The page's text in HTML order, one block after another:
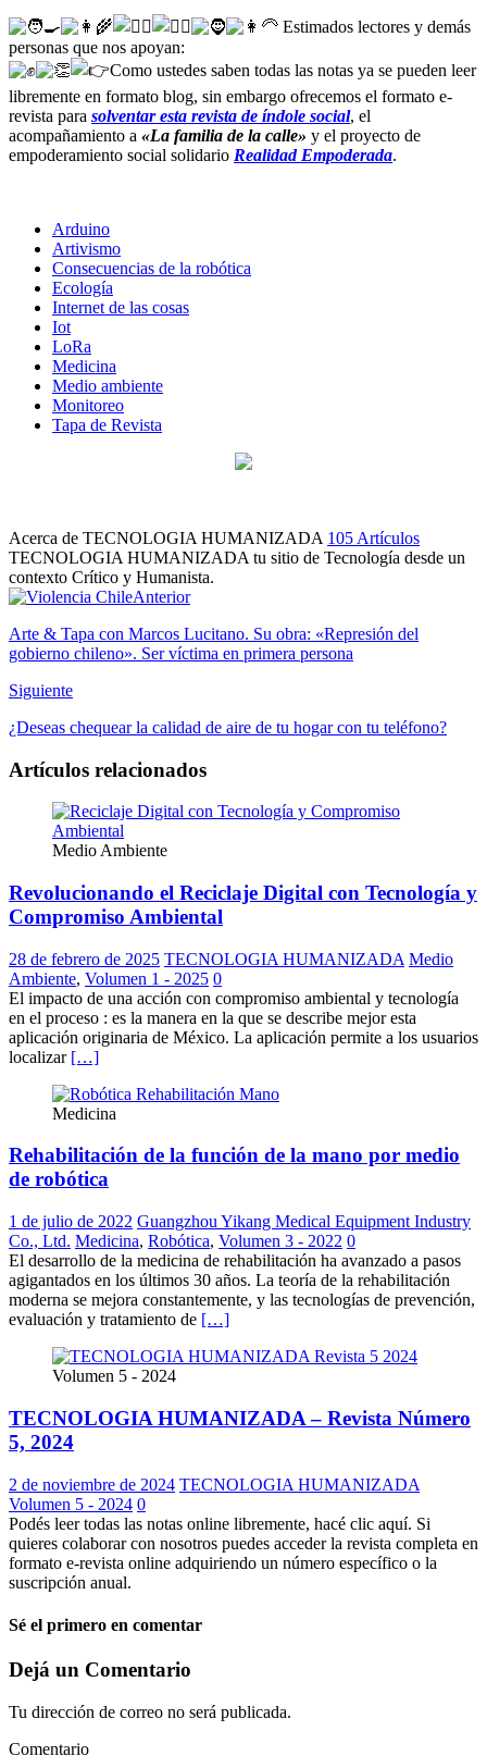
Estimados lectores y demás
personas que nos apoyan:
Como ustedes saben todas las notas ya se pueden leer
libremente en formato blog, sin embargo ofrecemos el formato e-
revista para solventar esta revista de índole social, el
acompañamiento a «La familia de la calle» y el proyecto de
empoderamiento social solidario Realidad Empoderada.
Arduino
Artivismo
Consecuencias de la robótica
Ecología
Internet de las cosas
Iot
LoRa
Medicina
Medio ambiente
Monitoreo
Tapa de Revista
Acerca de TECNOLOGIA HUMANIZADA 105 Artículos
TECNOLOGIA HUMANIZADA tu sitio de Tecnología desde un
contexto Crítico y Humanista.
Sitio
Facebook
Instagram
Twitter
LinkedIn
Anterior
Arte & Tapa con Marcos Lucitano. Su obra: «Represión del
gobierno chileno». Ser víctima en primera persona
Siguiente
¿Deseas chequear la calidad de aire de tu hogar con tu teléfono?
Artículos relacionados
Medio Ambiente
Revolucionando el Reciclaje Digital con Tecnología y
Compromiso Ambiental
28 de febrero de 2025 TECNOLOGIA HUMANIZADA Medio
Ambiente, Volumen 1 - 2025 0
El impacto de una acción con compromiso ambiental y tecnología
en el proceso : es la manera en la que se describe mejor esta
aplicación originaria de México. La aplicación permite a los usuarios
localizar […]
Medicina
Rehabilitación de la función de la mano por medio
de robótica
1 de julio de 2022 Guangzhou Yikang Medical Equipment Industry
Co., Ltd. Medicina, Robótica, Volumen 3 - 2022 0
El desarrollo de la medicina de rehabilitación ha avanzado a pasos
agigantados en los últimos 30 años. La teoría de la rehabilitación
moderna se mejora constantemente, y las tecnologías de prevención,
evaluación y tratamiento de […]
Volumen 5 - 2024
TECNOLOGIA HUMANIZADA – Revista Número
5, 2024
2 de noviembre de 2024 TECNOLOGIA HUMANIZADA
Volumen 5 - 2024 0
Podés leer todas las notas online libremente, hacé clic aquí. Si
quieres colaborar con nosotros puedes acceder la revista completa en
formato e-revista online adquiriendo un número específico o la
suscripción anual.
Sé el primero en comentar
Dejá un Comentario
Tu dirección de correo no será publicada.
Comentario